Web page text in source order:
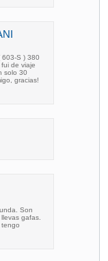
603-S ) 380
de viaje
solo 30
gracias!
Son
gafas.